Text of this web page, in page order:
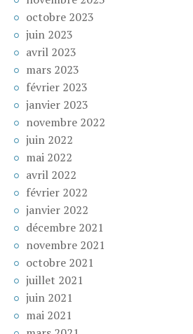
octobre 2023
juin 2023
avril 2023
mars 2023
février 2023
janvier 2023
novembre 2022
juin 2022
mai 2022
avril 2022
février 2022
janvier 2022
décembre 2021
novembre 2021
octobre 2021
juillet 2021
juin 2021
mai 2021